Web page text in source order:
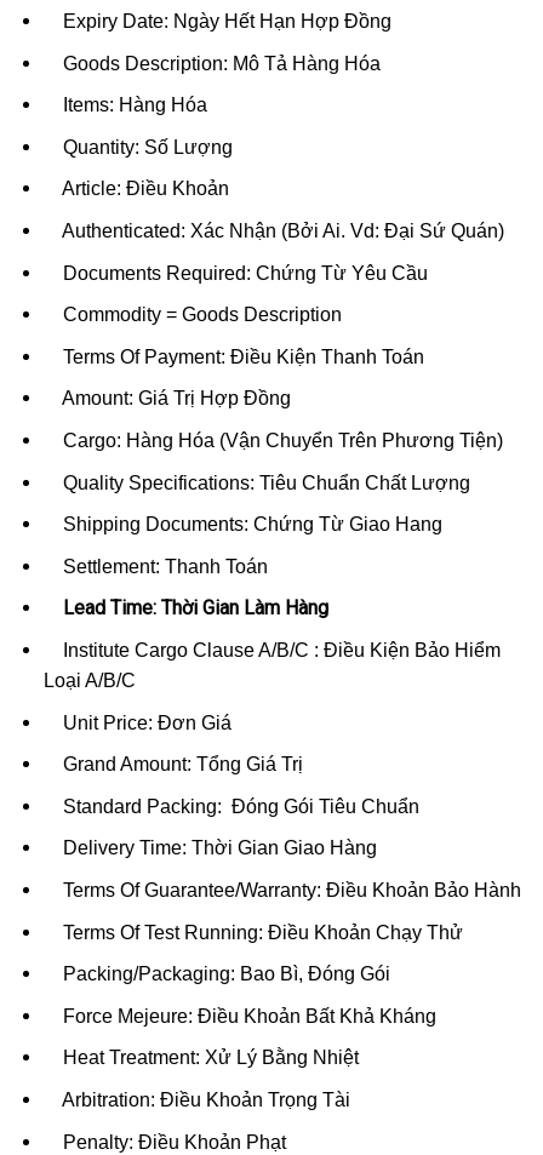
Expiry Date: Ngày Hết Hạn Hợp Đồng
Goods Description: Mô Tả Hàng Hóa
Items: Hàng Hóa
Quantity: Số Lượng
Article: Điều Khoản
Authenticated: Xác Nhận (Bởi Ai. Vd: Đại Sứ Quán)
Documents Required: Chứng Từ Yêu Cầu
Commodity = Goods Description
Terms Of Payment: Điều Kiện Thanh Toán
Amount: Giá Trị Hợp Đồng
Cargo: Hàng Hóa (Vận Chuyển Trên Phương Tiện)
Quality Specifications: Tiêu Chuẩn Chất Lượng
Shipping Documents: Chứng Từ Giao Hang
Settlement: Thanh Toán
Lead Time: Thời Gian Làm Hàng
Institute Cargo Clause A/B/C : Điều Kiện Bảo Hiểm
Loại A/B/C
Unit Price: Đơn Giá
Grand Amount: Tổng Giá Trị
Standard Packing: Đóng Gói Tiêu Chuẩn
Delivery Time: Thời Gian Giao Hàng
Terms Of Guarantee/Warranty: Điều Khoản Bảo Hành
Terms Of Test Running: Điều Khoản Chạy Thử
Packing/Packaging: Bao Bì, Đóng Gói
Force Mejeure: Điều Khoản Bất Khả Kháng
Heat Treatment: Xử Lý Bằng Nhiệt
Arbitration: Điều Khoản Trọng Tài
Penalty: Điều Khoản Phạt